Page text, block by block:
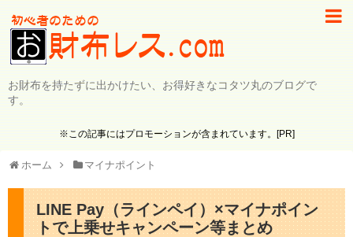
お財布を持たずに出かけたい、お得好きなコタツ丸のブログで
す。
※この記事にはプロモーションが含まれています。[PR]
ホーム マイナポイント
LINE Pay（ラインペイ）×マイナポイン
トで上乗せキャンペーン等まとめ